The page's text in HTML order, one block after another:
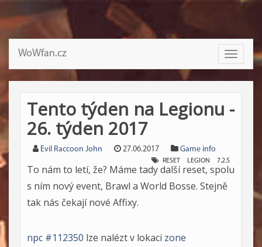
Toggle
WoWfan.cz
Tento týden na Legionu -
26. týden 2017
Evil Raccoon John 27.06.2017 Game info
RESET LEGION 7.2.5
To nám to letí, že? Máme tady další reset, spolu
s ním nový event, Brawl a World Bosse. Stejně
tak nás čekají nové Affixy.
npc #112350 lze nalézt v lokaci zone